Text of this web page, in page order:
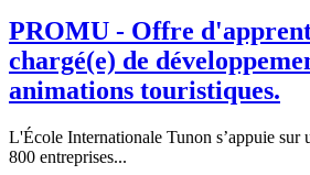
PROMU - Offre
chargé(e) de
animations touristiques.
L'École Internationale Tunon s’appuie sur
800 entreprises...